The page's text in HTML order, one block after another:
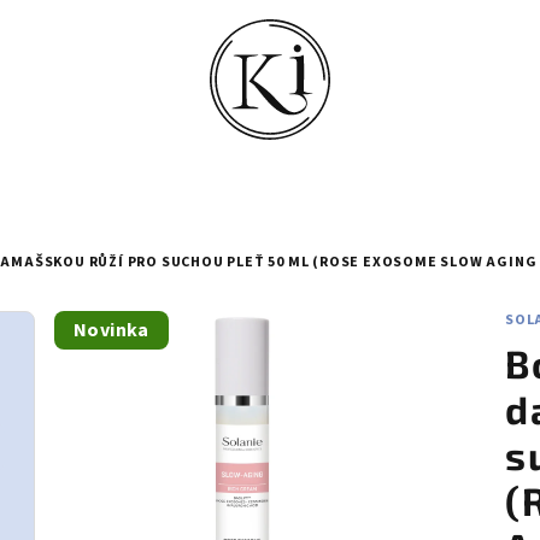
RŮŽÍ PRO SUCHOU PLEŤ 50 ML (ROSE EXOSOME SLOW AGING
Novinka